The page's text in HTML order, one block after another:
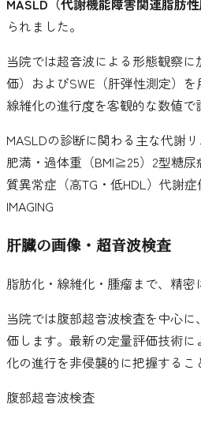
られました。
当院では超音波による形態観察に
価）およびSWE（肝弾性測定）
線維化の進行度を客観的な数値で
MASLDの診断に関わる主な代謝
肥満・過体重（BMI≧25） 2型糖
質異常症（高TG・低HDL） 代謝症
IMAGING
肝臓の画像・超音波検査
脂肪化・線維化・腫瘤まで、精密
当院では腹部超音波検査を中心
価します。最新の定量評価技術
化の進行を非侵襲的に把握するこ
腹部超音波検査